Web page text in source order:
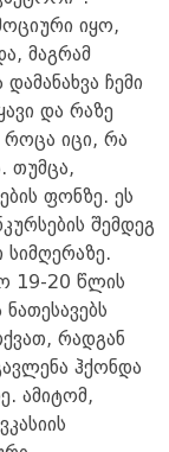
იყო,
მაგრამ
ჩემი
და რაზე
როცა იცი, რა
თუმცა,
ფონზე. ეს
შემდეგ
სიმღერაზე.
19-20 წლის
რადგან
ჰქონდა
ამიტომ,